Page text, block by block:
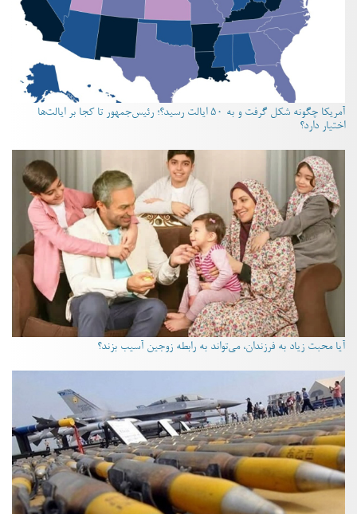
آمریکا چگونه شکل گرفت و به ۵۰ ایالت رسید؟؛ رئیس‌جمهور تا کجا بر ایالت‌ها
اختیار دارد؟
آیا محبت زیاد به فرزندان، می‌تواند به رابطه زوجین آسیب بزند؟